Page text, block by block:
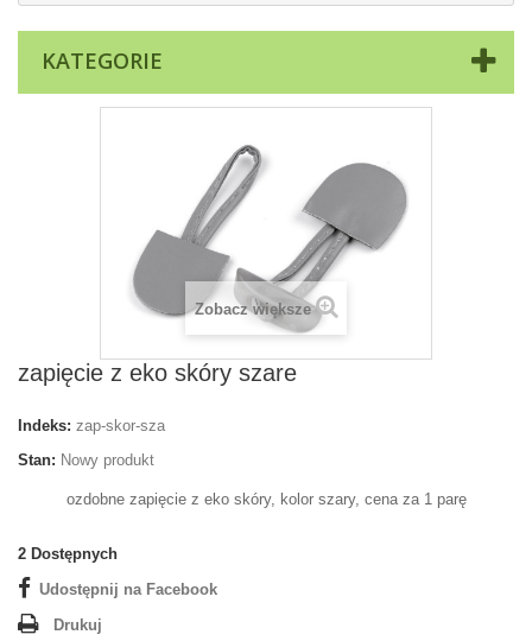
KATEGORIE
Zobacz większe
zapięcie z eko skóry szare
Indeks: zap-skor-sza
Stan: Nowy produkt
ozdobne zapięcie z eko skóry, kolor szary, cena za 1 parę
2 Dostępnych
Udostępnij na Facebook
Drukuj